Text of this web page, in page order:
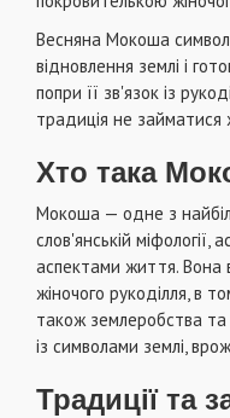
Весняна Мокоша
відновлення землі і
попри її зв'язок із
традиція не
Хто така
Мокоша — одне з
слов'янській міфології,
аспектами життя. Вона
жіночого рукоділля, в
також землеробства
із символами землі,
Традиції та